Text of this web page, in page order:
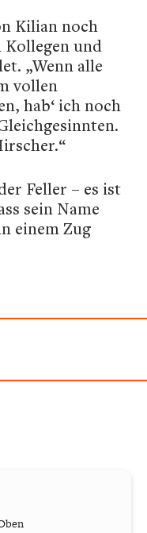
Kilian noch
Kollegen und
„Wenn alle
vollen
hab‘ ich noch
Feller – es ist
sein Name
einem Zug